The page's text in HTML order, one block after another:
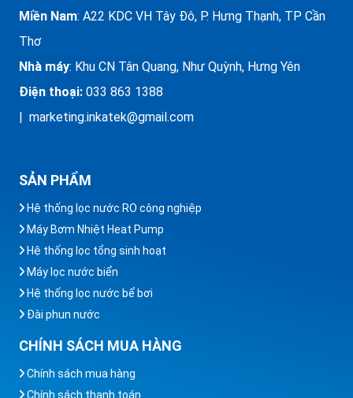
Miền Nam: A22 KDC VH Tây Đô, P. Hưng Thạnh, TP Cần
Thơ
Nhà máy: Khu CN Tân Quang, Như Quỳnh, Hưng Yên
Điện thoại: 033 863 1388
| marketing.inkatek@gmail.com
SẢN PHẨM
Hệ thống lọc nước RO công nghiệp
Máy Bơm Nhiệt Heat Pump
Hệ thống lọc tổng sinh hoạt
Máy lọc nước biển
Hệ thống lọc nước bể bơi
Đài phun nước
CHÍNH SÁCH MUA HÀNG
Chính sách mua hàng
Chính sách thanh toán